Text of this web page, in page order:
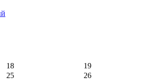
18
19
25
26